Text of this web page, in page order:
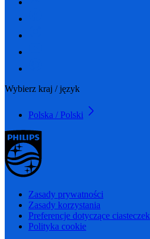
Wybierz kraj / język
Polska / Polski
Zasady prywatności
Zasady korzystania
Preferencje dotyczące ciasteczek
Polityka cookie